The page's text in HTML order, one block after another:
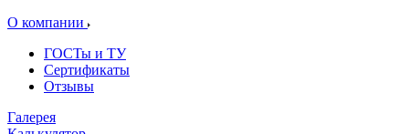
О компании
ГОСТы и ТУ
Сертификаты
Отзывы
Галерея